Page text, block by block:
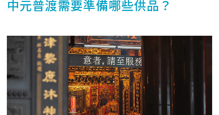
中元普渡需要準備哪些供品？